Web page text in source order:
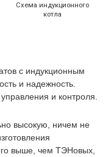
Схема индукционного
котла
с индукционным
и надежность.
и контроля.
высокую, ничем не
выше, чем ТЭНовых,